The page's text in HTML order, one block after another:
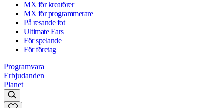
MX för kreatörer
MX för programmerare
På resande fot
Ultimate Ears
För spelande
För företag
Programvara
Erbjudanden
Planet